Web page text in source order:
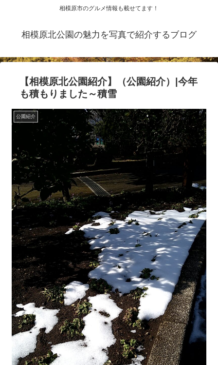
相模原市のグルメ情報も載せてます！
相模原北公園の魅力を写真で紹介するブログ
【相模原北公園紹介】（公園紹介）|今年
も積もりました～積雪
公園紹介